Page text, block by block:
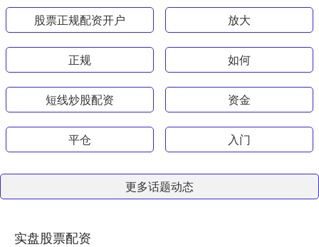
股票正规配资开户 放大
正规 如何
短线炒股配资 资金
平仓 入门
更多话题动态
实盘股票配资